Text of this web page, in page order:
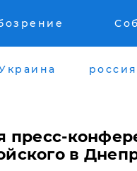
россия
пресс-
в